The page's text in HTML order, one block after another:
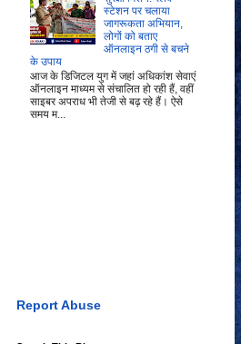
स्टेशन पर चलाया
जागरूकता अभियान,
लोगों को बताए
ऑनलाइन ठगी से बचने
के उपाय
आज के डिजिटल युग में जहां अधिकांश सेवाएं
ऑनलाइन माध्यम से संचालित हो रही हैं, वहीं
साइबर अपराध भी तेजी से बढ़ रहे हैं। ऐसे
समय म...
Report Abuse